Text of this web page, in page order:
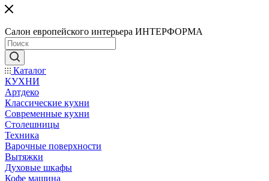
Салон европейского интерьера ИНТЕРФОРМА
Каталог
КУХНИ
Артдеко
Классические кухни
Современные кухни
Столешницы
Техника
Варочные поверхности
Вытяжки
Духовые шкафы
Кофе машина